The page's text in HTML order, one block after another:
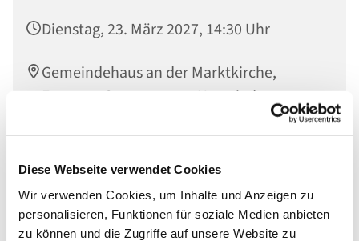
Diese Webseite verwendet Cookies
Wir verwenden Cookies, um Inhalte und Anzeigen zu
personalisieren, Funktionen für soziale Medien anbieten
zu können und die Zugriffe auf unsere Website zu
Dienstag, 23. März 2027, 14:30 Uhr
Gemeindehaus an der Marktkirche,
Engerser Str. 34, 56564 Neuwied